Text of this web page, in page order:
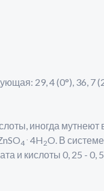
29, 4 (0°), 36, 7
иногда мутнеют
4 4H 2O. В
и кислоты 0, 25 - 0,